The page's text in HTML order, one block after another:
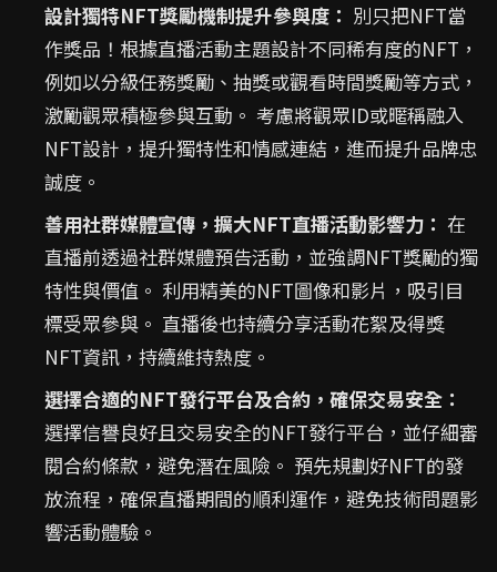
設計獨特NFT獎勵機制提升參與度： 別只把NFT當
作獎品！根據直播活動主題設計不同稀有度的NFT，
例如以分級任務獎勵、抽獎或觀看時間獎勵等方式，
激勵觀眾積極參與互動。 考慮將觀眾ID或暱稱融入
NFT設計，提升獨特性和情感連結，進而提升品牌忠
誠度。
善用社群媒體宣傳，擴大NFT直播活動影響力： 在
直播前透過社群媒體預告活動，並強調NFT獎勵的獨
特性與價值。 利用精美的NFT圖像和影片，吸引目
標受眾參與。 直播後也持續分享活動花絮及得獎
NFT資訊，持續維持熱度。
選擇合適的NFT發行平台及合約，確保交易安全：
選擇信譽良好且交易安全的NFT發行平台，並仔細審
閱合約條款，避免潛在風險。 預先規劃好NFT的發
放流程，確保直播期間的順利運作，避免技術問題影
響活動體驗。